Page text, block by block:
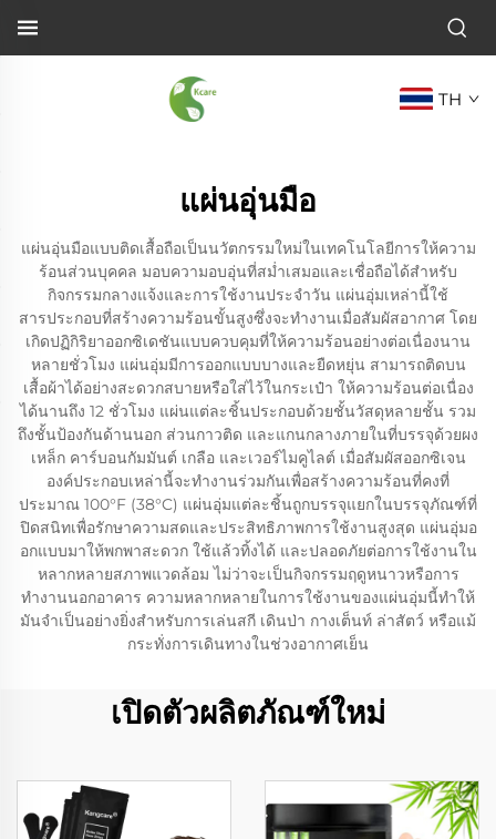
TH
แผ่นอุ่นมือ
แผ่นอุ่นมือแบบติดเสื้อถือเป็นนวัตกรรมใหม่ในเทคโนโลยีการให้ความ
ร้อนส่วนบุคคล มอบความอบอุ่นที่สม่ำเสมอและเชื่อถือได้สำหรับ
กิจกรรมกลางแจ้งและการใช้งานประจำวัน แผ่นอุ่มเหล่านี้ใช้
สารประกอบที่สร้างความร้อนขั้นสูงซึ่งจะทำงานเมื่อสัมผัสอากาศ โดย
เกิดปฏิกิริยาออกซิเดชันแบบควบคุมที่ให้ความร้อนอย่างต่อเนื่องนาน
หลายชั่วโมง แผ่นอุ่มมีการออกแบบบางและยืดหยุ่น สามารถติดบน
เสื้อผ้าได้อย่างสะดวกสบายหรือใส่ไว้ในกระเป๋า ให้ความร้อนต่อเนื่อง
ได้นานถึง 12 ชั่วโมง แผ่นแต่ละชิ้นประกอบด้วยชั้นวัสดุหลายชั้น รวม
ถึงชั้นป้องกันด้านนอก ส่วนกาวติด และแกนกลางภายในที่บรรจุด้วยผง
เหล็ก คาร์บอนกัมมันต์ เกลือ และเวอร์ไมคูไลต์ เมื่อสัมผัสออกซิเจน
องค์ประกอบเหล่านี้จะทำงานร่วมกันเพื่อสร้างความร้อนที่คงที่
ประมาณ 100°F (38°C) แผ่นอุ่มแต่ละชิ้นถูกบรรจุแยกในบรรจุภัณฑ์ที่
ปิดสนิทเพื่อรักษาความสดและประสิทธิภาพการใช้งานสูงสุด แผ่นอุ่มอ
อกแบบมาให้พกพาสะดวก ใช้แล้วทิ้งได้ และปลอดภัยต่อการใช้งานใน
หลากหลายสภาพแวดล้อม ไม่ว่าจะเป็นกิจกรรมฤดูหนาวหรือการ
ทำงานนอกอาคาร ความหลากหลายในการใช้งานของแผ่นอุ่มนี้ทำให้
มันจำเป็นอย่างยิ่งสำหรับการเล่นสกี เดินป่า กางเต็นท์ ล่าสัตว์ หรือแม้
กระทั่งการเดินทางในช่วงอากาศเย็น
เปิดตัวผลิตภัณฑ์ใหม่